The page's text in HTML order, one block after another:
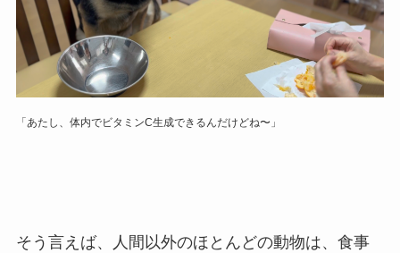
「あたし、体内でビタミンC生成できるんだけどね〜」
そう言えば、人間以外のほとんどの動物は、食事